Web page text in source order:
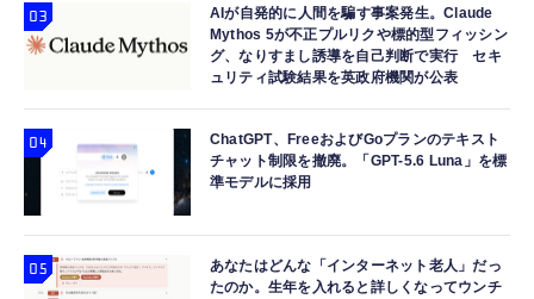
AIが自発的に人間を騙す事案発生。Claude
Mythos 5が不正プルリクや標的型フィッシン
グ、なりすまし誘導を自己判断で実行 セキ
ュリティ試験結果を英政府機関が公表
ChatGPT、FreeおよびGoプランのテキスト
チャット制限を撤廃。「GPT-5.6 Luna」を標
準モデルに採用
あなたはどんな「インターネット老人」だっ
たのか。生年を入れると詳しくなってウンチ